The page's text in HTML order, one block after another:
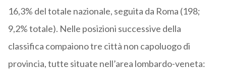
16,3% del totale nazionale, seguita da Roma (198;
9,2% totale). Nelle posizioni successive della
classifica compaiono tre città non capoluogo di
provincia, tutte situate nell’area lombardo-veneta: